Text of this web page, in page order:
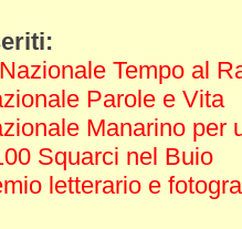
Tempo al
Parole e Vita
Manarino per
Squarci nel Buio
letterario e